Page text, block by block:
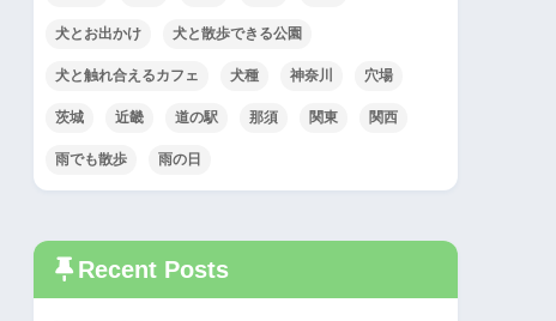
犬とお出かけ 犬と散歩できる公園
犬と触れ合えるカフェ 犬種 神奈川 穴場
茨城 近畿 道の駅 那須 関東 関西
雨でも散歩 雨の日
Recent Posts